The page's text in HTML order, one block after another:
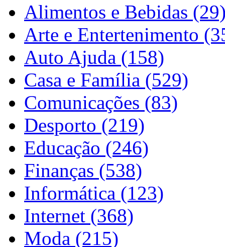
Alimentos e Bebidas
Arte e Entertenimento
Auto Ajuda (158)
Casa e Família (529)
Comunicações (83)
Desporto (219)
Educação (246)
Finanças (538)
Informática (123)
Internet (368)
Moda (215)